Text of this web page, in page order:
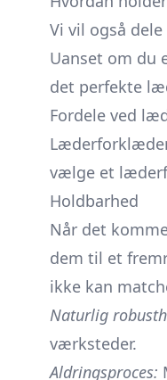
Vi vil også
Uanset om du
det perfekte
Fordele ved
vælge et
Holdbarhed
Når det
dem til et
ikke kan
Naturlig
værksteder.
Aldringsproces: